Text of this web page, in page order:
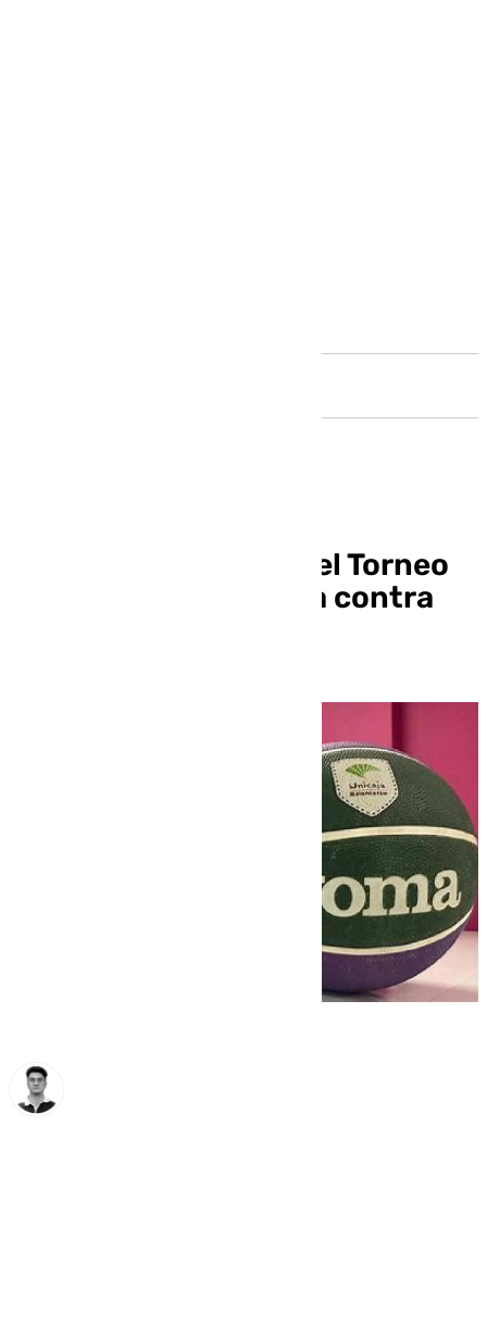
Horarios y dónde ver el Torneo
Costa del Sol: Unicaja contra